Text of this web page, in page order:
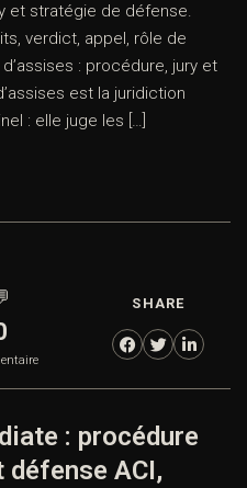
et stratégie de défense.
verdict, appel, rôle de
: procédure, jury et
est la juridiction
: elle juge les […]
SHARE
: procédure
défense ACI,